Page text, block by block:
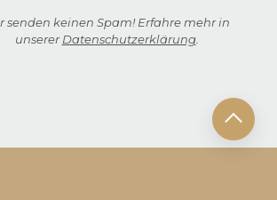
senden keinen Spam! Erfahre mehr in
unsererDatenschutzerklärung.